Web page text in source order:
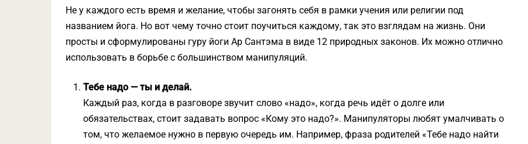
Не у каждого есть время и желание, чтобы загонять себя в рамки учения или религии под
названием йога. Но вот чему точно стоит поучиться каждому, так это взглядам на жизнь. Они
просты и сформулированы гуру йоги Ар Сантэма в виде 12 природных законов. Их можно отлично
использовать в борьбе с большинством манипуляций.
Тебе надо — ты и делай.
Каждый раз, когда в разговоре звучит слово «надо», когда речь идёт о долге или
обязательствах, стоит задавать вопрос «Кому это надо?». Манипуляторы любят умалчивать о
том, что желаемое нужно в первую очередь им. Например, фраза родителей «Тебе надо найти